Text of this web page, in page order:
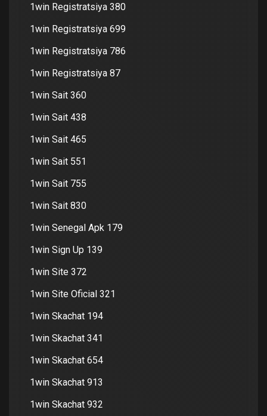
1win Registratsiya 380
1win Registratsiya 699
1win Registratsiya 786
1win Registratsiya 87
1win Sait 360
1win Sait 438
1win Sait 465
1win Sait 551
1win Sait 755
1win Sait 830
1win Senegal Apk 179
1win Sign Up 139
1win Site 372
1win Site Oficial 321
1win Skachat 194
1win Skachat 341
1win Skachat 654
1win Skachat 913
1win Skachat 932